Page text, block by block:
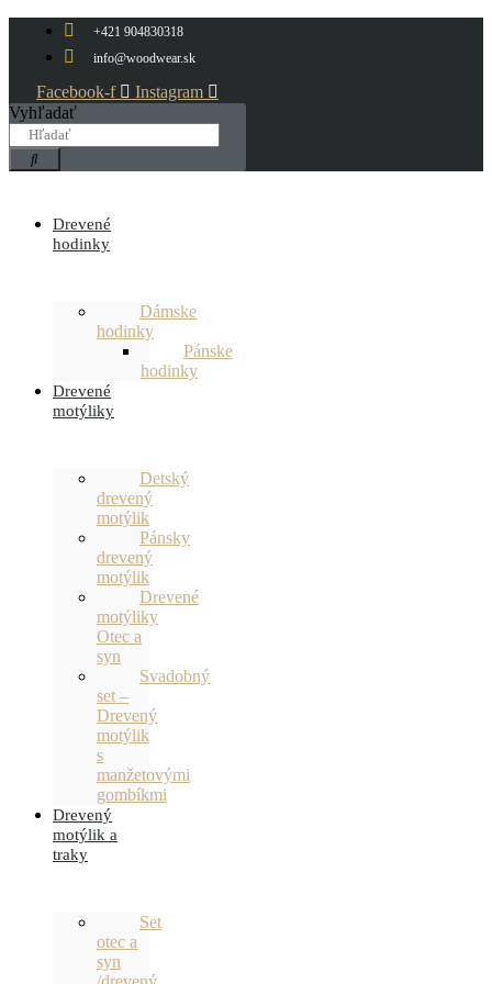
Preskočiť
obsah
+421 904830318
info@woodwear.sk
Facebook-f
Instagram
Vyhľadať
Drevené
hodinky
Dámske
hodinky
Pánske
hodinky
Drevené
motýliky
Detský
drevený
motýlik
Pánsky
drevený
motýlik
Drevené
motýliky
Otec a
syn
Svadobný
set –
Drevený
motýlik
s
manžetovými
gombíkmi
Drevený
motýlik a
traky
Set
otec a
syn